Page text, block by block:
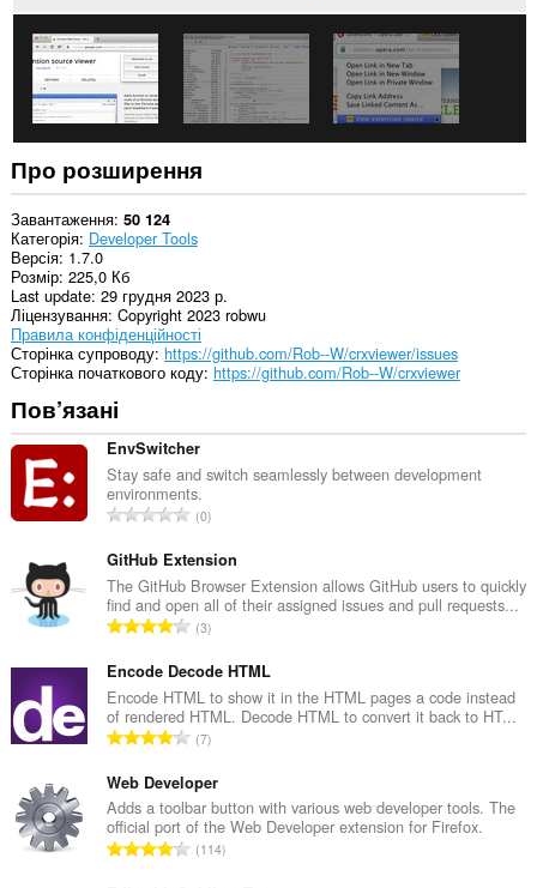
сайтів.
розширення
може
отримувати
доступ
до
даних
щодо
ваших
вкладок
і
журналу
перегляду.
Про розширення
Завантаження 50 124
Категорія Developer Tools
Версія 1.7.0
Розмір 225,0 Кб
Last update 29 грудня 2023 р.
Ліцензування Copyright 2023 robwu
Правила конфіденційності
Сторінка супроводу https://github.com/Rob--W/crxviewer/issues
Сторінка початкового коду https://github.com/Rob--W/crxviewer
Пов’язані
EnvSwitcher
Stay safe and switch seamlessly between development
environments.
З
г
а
л
ь
а
к
і
л
ь
к
і
с
0
GitHub Extension
The GitHub Browser Extension allows GitHub users to quickly
find and open all of their assigned issues and pull requests...
З
г
а
л
ь
а
к
і
л
3
Encode Decode HTML
Encode HTML to show it in the HTML pages a code instead
of rendered HTML. Decode HTML to convert it back to HT...
З
г
а
л
ь
7
Web Developer
Adds a toolbar button with various web developer tools. The
official port of the Web Developer extension for Firefox.
З114